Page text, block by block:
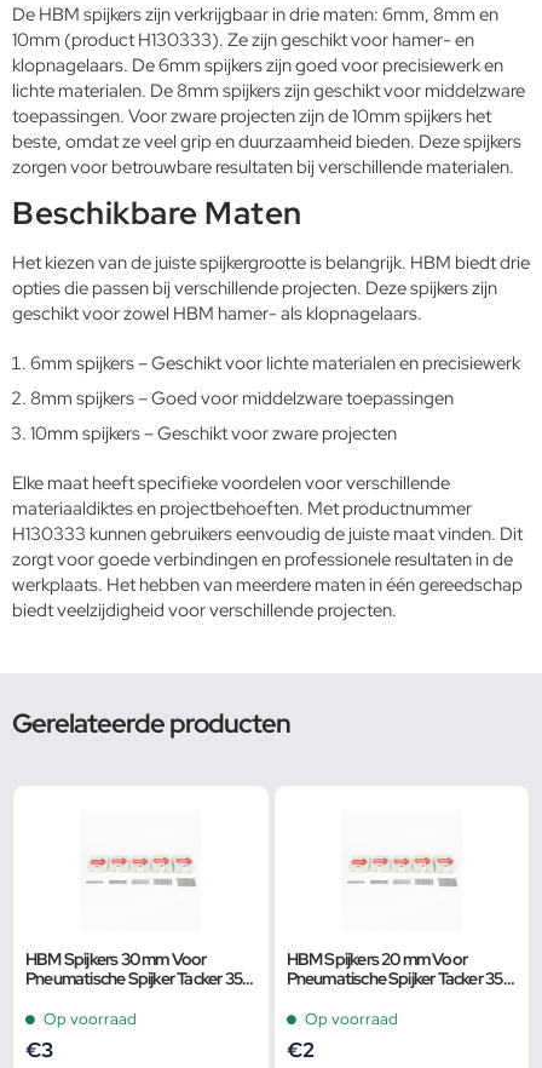
De HBM spijkers zijn verkrijgbaar in drie maten: 6mm, 8mm en
10mm (product H130333). Ze zijn geschikt voor hamer- en
klopnagelaars. De 6mm spijkers zijn goed voor precisiewerk en
lichte materialen. De 8mm spijkers zijn geschikt voor middelzware
toepassingen. Voor zware projecten zijn de 10mm spijkers het
beste, omdat ze veel grip en duurzaamheid bieden. Deze spijkers
zorgen voor betrouwbare resultaten bij verschillende materialen.
Beschikbare Maten
Het kiezen van de juiste spijkergrootte is belangrijk. HBM biedt drie
opties die passen bij verschillende projecten. Deze spijkers zijn
geschikt voor zowel HBM hamer- als klopnagelaars.
6mm spijkers – Geschikt voor lichte materialen en precisiewerk
8mm spijkers – Goed voor middelzware toepassingen
10mm spijkers – Geschikt voor zware projecten
Elke maat heeft specifieke voordelen voor verschillende
materiaaldiktes en projectbehoeften. Met productnummer
H130333 kunnen gebruikers eenvoudig de juiste maat vinden. Dit
zorgt voor goede verbindingen en professionele resultaten in de
werkplaats. Het hebben van meerdere maten in één gereedschap
biedt veelzijdigheid voor verschillende projecten.
Gerelateerde producten
HBM Spijkers 30 mm Voor
Pneumatische Spijker Tacker 35
Op voorraad
€3
HBM Spijkers 20 mm Voor
Pneumatische Spijker Tacker 35
Op voorraad
€2